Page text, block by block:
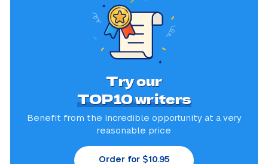
Try our
TOP10 writers
Benefit from the incredible opportunity at a very
reasonable price
Order for $10.95